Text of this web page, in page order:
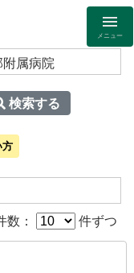
メニュー
附属病院
検索する
方
数： 件ずつ